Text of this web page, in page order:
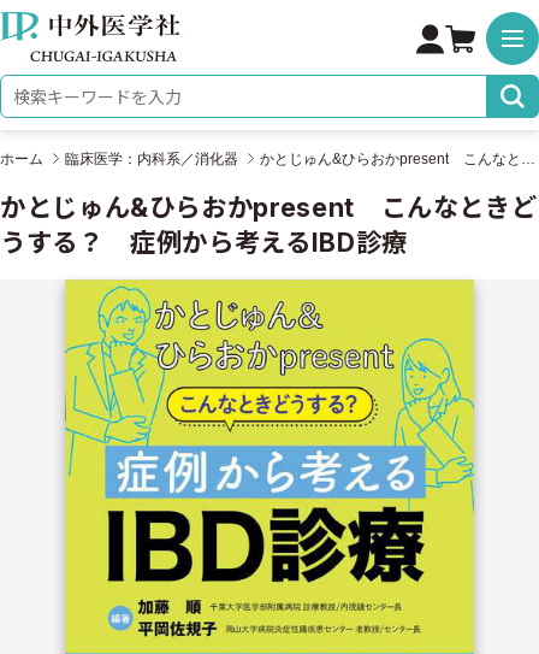
株式会社 中外医学社
検索キーワード
ホーム 臨床医学：内科系／消化器
かとじゅん&ひらおかpresent こんなときど
うする？ 症例から考えるIBD診療